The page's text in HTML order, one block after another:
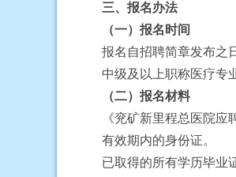
三、报名办法
（一）报名时间
报名自招聘简章发布之
中级及以上职称医疗专
（二）报名材料
《兖矿新里程总医院
有效期内的身份证。
已取得的所有学历毕业